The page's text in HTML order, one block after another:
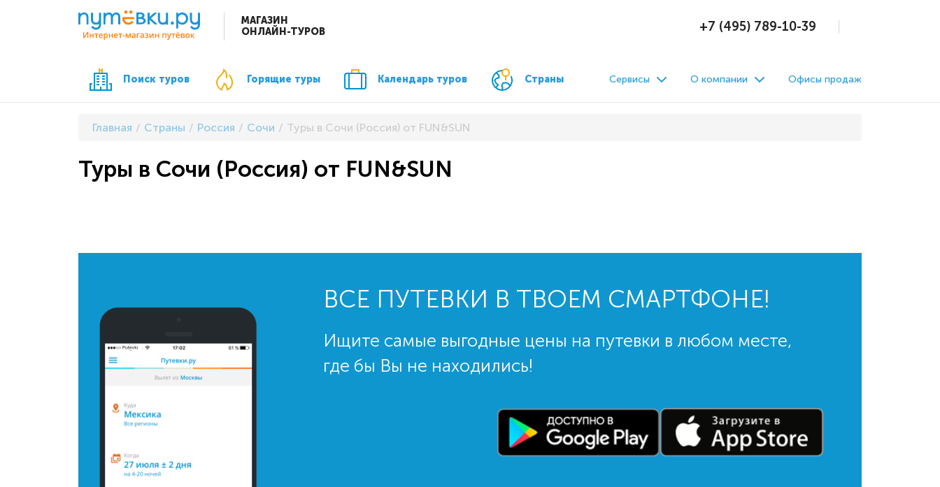
МАГАЗИН
ОНЛАЙН-ТУРОВ
+7 (495) 789-10-39
Поиск туров Горящие туры Календарь туров Страны Сервисы О компании Офисы продаж
Главная Страны Россия Сочи Туры в Сочи (Россия) от FUN&SUN
Туры в Сочи (Россия) от FUN&SUN
ВСЕ ПУТЕВКИ В ТВОЕМ СМАРТФОНЕ!
Ищите самые выгодные цены на путевки в любом месте,
где бы Вы не находились!